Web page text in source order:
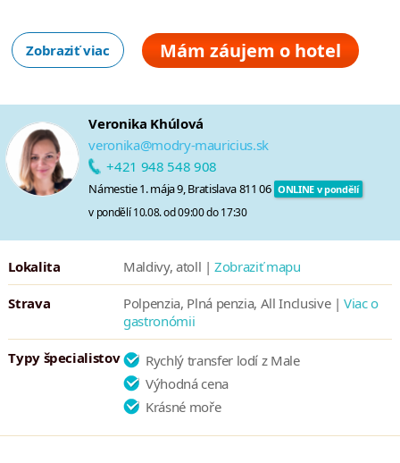
Zobraziť viac Mám záujem o hotel
Veronika Khúlová
veronika@modry-mauricius.sk
+421 948 548 908
Námestie 1. mája 9, Bratislava 811 06 ONLINE v pondělí
v pondělí 10.08. od 09:00 do 17:30
Lokalita Maldivy, atoll |Zobraziť mapu
Strava Polpenzia, Plná penzia, All Inclusive |Viac o
gastronómii
Typy špecialistov
Rychlý transfer lodí z Male
Výhodná cena
Krásné moře